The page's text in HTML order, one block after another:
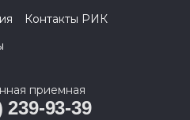
Контакты РИК
приемная
239-93-39